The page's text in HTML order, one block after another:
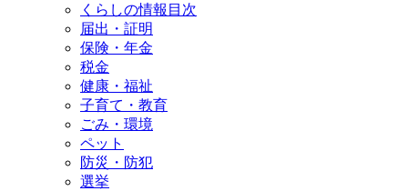
くらしの情報目次
届出・証明
保険・年金
税金
健康・福祉
子育て・教育
ごみ・環境
ペット
防災・防犯
選挙